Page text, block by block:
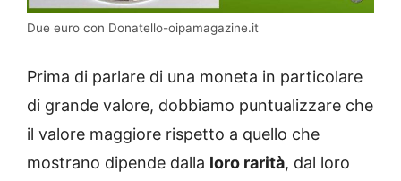
Due euro con Donatello-oipamagazine.it
Prima di parlare di una moneta in particolare
di grande valore, dobbiamo puntualizzare che
il valore maggiore rispetto a quello che
mostrano dipende dalla loro rarità, dal loro